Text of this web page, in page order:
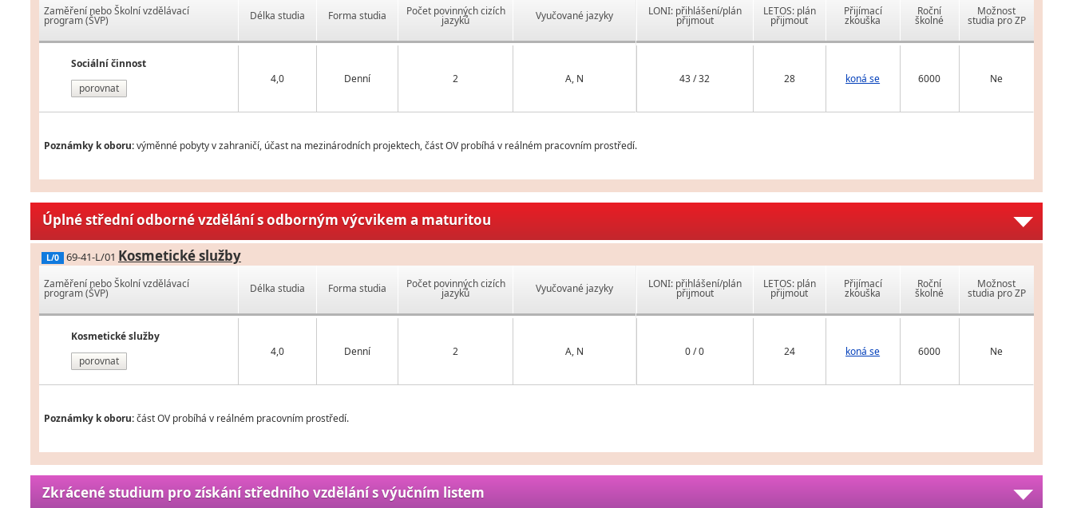
Zaměření nebo Školní vzdělávací
program (ŠVP)
Sociální činnost
porovnat
Délka studia Forma studia Počet povinných cizích
jazyků Vyučované jazyky
4,0 Denní 2 A, N
LONI: přihlášení/plán
přijmout
LETOS: plán
přijmout
Přijímací
zkouška
Roční
školné
Možnost
studia pro ZP
43 / 32 28 koná se 6000 Ne
Poznámky k oboru:výměnné pobyty v zahraničí, účast na mezinárodních projektech, část OV probíhá v reálném pracovním prostředí.
Úplné střední odborné vzdělání s odborným výcvikem a maturitou
L/0 69-41-L/01 Kosmetické služby
Zaměření nebo Školní vzdělávací
program (ŠVP)
Kosmetické služby
porovnat
Délka studia Forma studia Počet povinných cizích
jazyků Vyučované jazyky
4,0 Denní 2 A, N
LONI: přihlášení/plán
přijmout
LETOS: plán
přijmout
Přijímací
zkouška
Roční
školné
Možnost
studia pro ZP
0 / 0 24 koná se 6000 Ne
Poznámky k oboru:část OV probíhá v reálném pracovním prostředí.
Zkrácené studium pro získání středního vzdělání s výučním listem